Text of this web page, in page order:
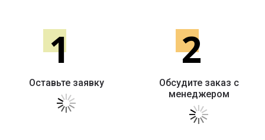
1
Оставьте заявку
2
Обсудите заказ с
менеджером